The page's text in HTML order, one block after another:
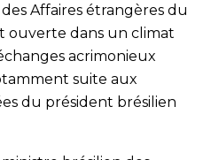
Affaires étrangères du
ouverte dans un climat
acrimonieux
suite aux
du président brésilien